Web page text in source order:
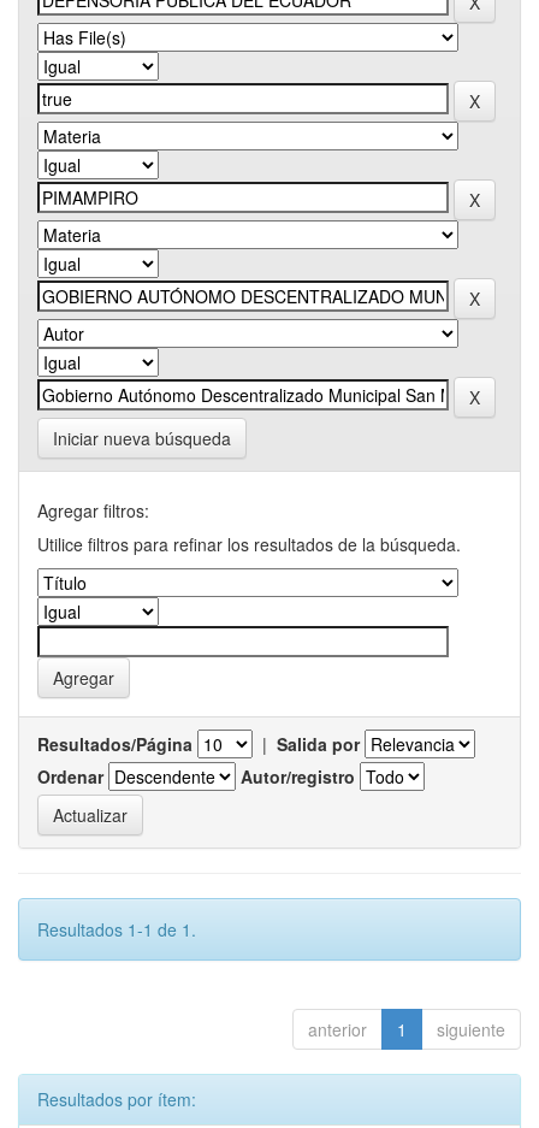
Iniciar nueva búsqueda
Agregar filtros:
Utilice filtros para refinar los resultados de la búsqueda.
Resultados/Página | Salida por
Ordenar
Autor/registro
Resultados 1-1 de 1.
anterior 1 siguiente
Resultados por ítem: